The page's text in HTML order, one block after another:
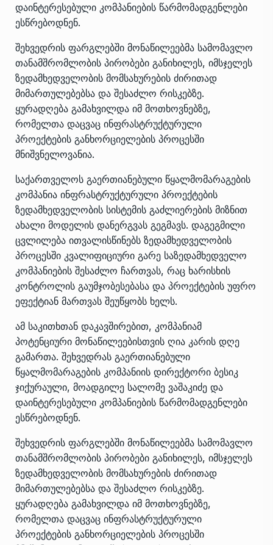
დაინტერესებული კომპანიების წარმომადგენლები
ესწრებოდნენ.
შეხვედრის ფარგლებში მონაწილეებმა სამომავლო
თანამშრომლობის პირობები განიხილეს, იმსჯელეს
ზედამხედველობის მომსახურების ძირითად
მიმართულებებსა და შესაძლო რისკებზე.
ყურადღება გამახვილდა იმ მოთხოვნებზე,
რომელთა დაცვაც ინფრასტრუქტურული
პროექტების განხორციელების პროცესში
მნიშვნელოვანია.
საქართველოს გაერთიანებული წყალმომარაგების
კომპანია ინფრასტრუქტურული პროექტების
ზედამხედველობის სისტემის გაძლიერების მიზნით
ახალი მოდელის დანერგვას გეგმავს. დაგეგმილი
ცვლილება ითვალისწინებს ზედამხედველობის
პროცესში კვალიფიციური გარე საზედამხედველო
კომპანიების შესაძლო ჩართვას, რაც ხარისხის
კონტროლის გაუმჯობესებასა და პროექტების უფრო
ეფექტიან მართვას შეუწყობს ხელს.
ამ საკითხთან დაკავშირებით, კომპანიამ
პოტენციური მონაწილეებისთვის ღია კარის დღე
გამართა. შეხვედრას გაერთიანებული
წყალმომარაგების კომპანიის დირექტორი ბესიკ
ჯიქურაული, მოადგილე სალომე ვაშაკიძე და
დაინტერესებული კომპანიების წარმომადგენლები
ესწრებოდნენ.
შეხვედრის ფარგლებში მონაწილეებმა სამომავლო
თანამშრომლობის პირობები განიხილეს, იმსჯელეს
ზედამხედველობის მომსახურების ძირითად
მიმართულებებსა და შესაძლო რისკებზე.
ყურადღება გამახვილდა იმ მოთხოვნებზე,
რომელთა დაცვაც ინფრასტრუქტურული
პროექტების განხორციელების პროცესში